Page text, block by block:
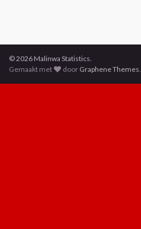
© 2026 Malinwa Statistics.
Gemaakt met
door Graphene Themes.